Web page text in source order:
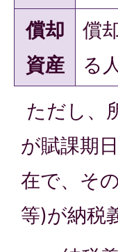
償却
資産
償
る
ただし、
が賦課期
在で、そ
等)が納税